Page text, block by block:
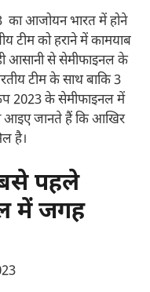
आजोयन भारत में होने
टीम को हराने में कामयाब
आसानी से सेमीफाइनल के
टीम के साथ बाकि 3
2023 के सेमीफाइनल में
आइए जानते हैं कि आखिर
है।
पहले
में जगह